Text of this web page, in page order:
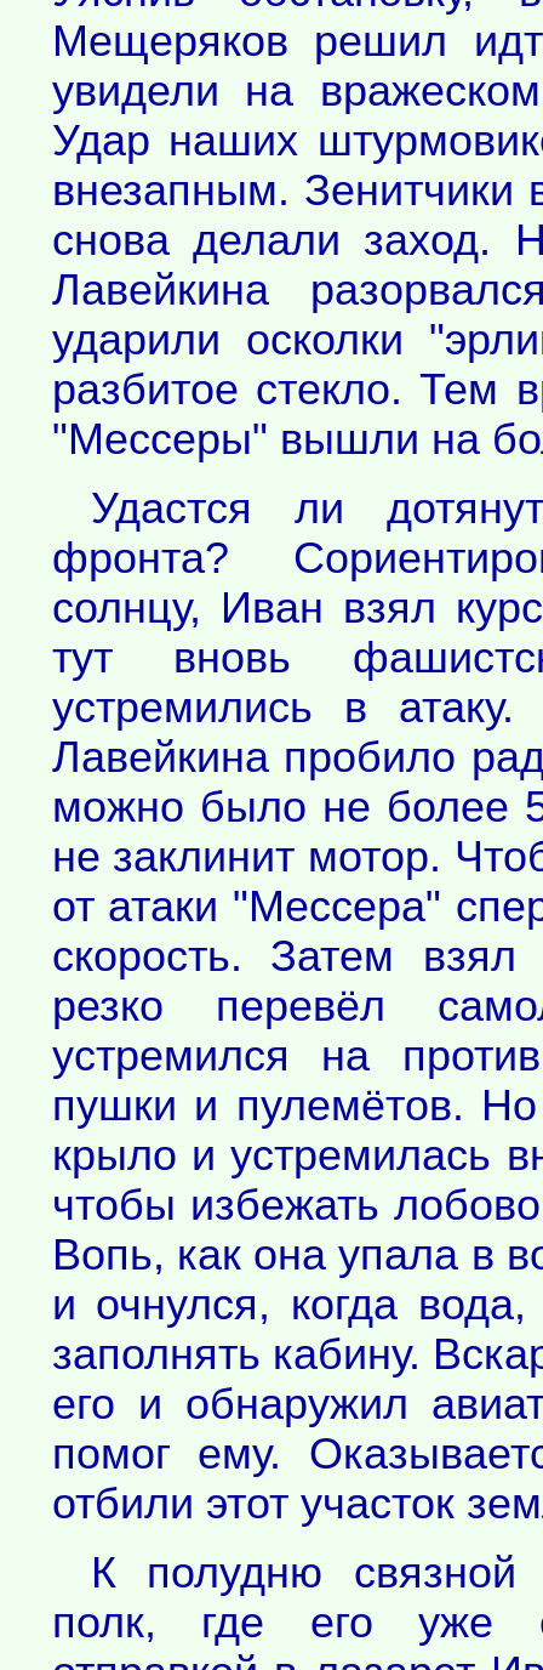
Мещеряков решил
увидели на
Удар наших
внезапным. Зенитчики
снова делали заход.
Лавейкина
ударили осколки
разбитое стекло. Тем
"Мессеры" вышли на
Удастся ли
фронта?
солнцу, Иван взял
тут вновь
устремились в
Лавейкина пробило
можно было не более
не заклинит мотор.
от атаки "Мессера"
скорость. Затем
резко перевёл
устремился на
пушки и пулемётов.
крыло и устремилась
чтобы избежать
Вопь, как она упала в
и очнулся, когда
заполнять кабину.
его и обнаружил
помог ему.
отбили этот участок
К полудню
полк, где его уже